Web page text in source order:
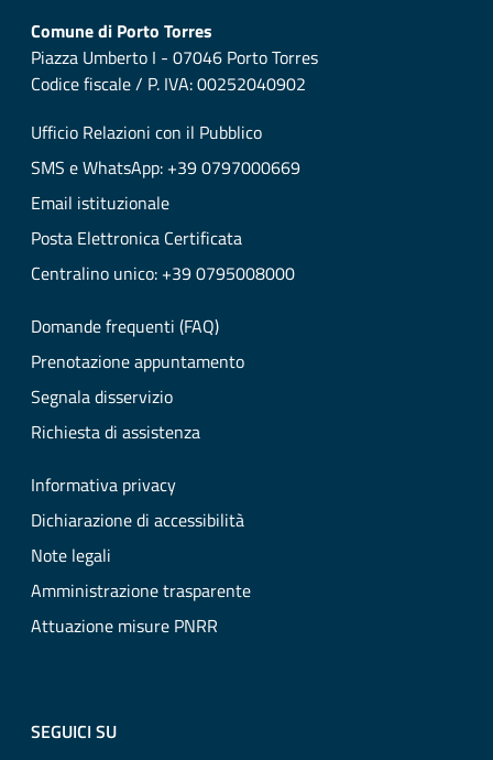
Comune di Porto Torres
Piazza Umberto I - 07046 Porto Torres
Codice fiscale / P. IVA: 00252040902
Ufficio Relazioni con il Pubblico
SMS e WhatsApp: +39 0797000669
Email istituzionale
Posta Elettronica Certificata
Centralino unico: +39 0795008000
Domande frequenti (FAQ)
Prenotazione appuntamento
Segnala disservizio
Richiesta di assistenza
Informativa privacy
Dichiarazione di accessibilità
Note legali
Amministrazione trasparente
Attuazione misure PNRR
SEGUICI SU